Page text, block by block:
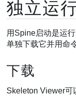
独立运
用Spine启动是运
单独下载它并用命
下载
Skeleton Viewer可